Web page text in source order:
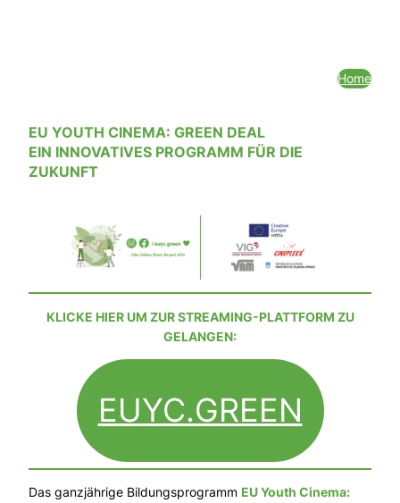
Home
EU YOUTH CINEMA: GREEN DEAL
EIN INNOVATIVES PROGRAMM FÜR DIE
ZUKUNFT
KLICKE HIER UM ZUR STREAMING-PLATTFORM ZU
GELANGEN:
EUYC.GREEN
Das ganzjährige Bildungsprogramm EU Youth Cinema: